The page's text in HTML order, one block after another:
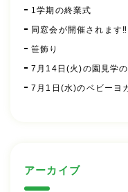
1学期の終業式
同窓会が開催されます‼
笹飾り
7月14日(火)の園見学
7月1日(水)のベビーヨ
アーカイブ